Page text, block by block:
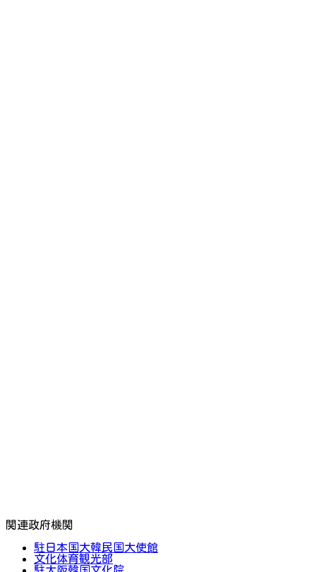
関連政府機関
駐日本国大韓民国大使館
文化体育観光部